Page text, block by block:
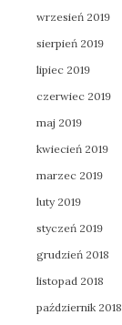
wrzesień 2019
sierpień 2019
lipiec 2019
czerwiec 2019
maj 2019
kwiecień 2019
marzec 2019
luty 2019
styczeń 2019
grudzień 2018
listopad 2018
październik 2018